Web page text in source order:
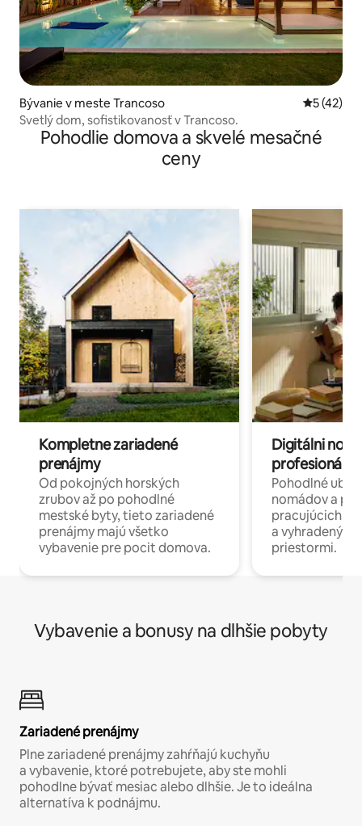
Bývanie v meste Trancoso
5 (42)
Svetlý dom, sofistikovanosť v Trancoso.
Pohodlie domova a skvelé mesačné
ceny
Kompletne zariadené
prenájmy
Od pokojných horských
zrubov až po pohodlné
mestské byty, tieto zariadené
prenájmy majú všetko
vybavenie pre pocit domova.
Digitálni
profesionáli
Pohodlné
nomádov a
pracujúcich
a
priestormi.
Vybavenie a bonusy na dlhšie pobyty
Zariadené prenájmy
Plne zariadené prenájmy zahŕňajú kuchyňu
a vybavenie, ktoré potrebujete, aby ste mohli
pohodlne bývať mesiac alebo dlhšie. Je to ideálna
alternatíva k podnájmu.